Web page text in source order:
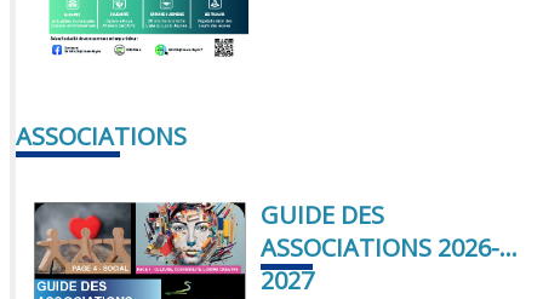
ASSOCIATIONS
GUIDE DES
ASSOCIATIONS 2026-
2027